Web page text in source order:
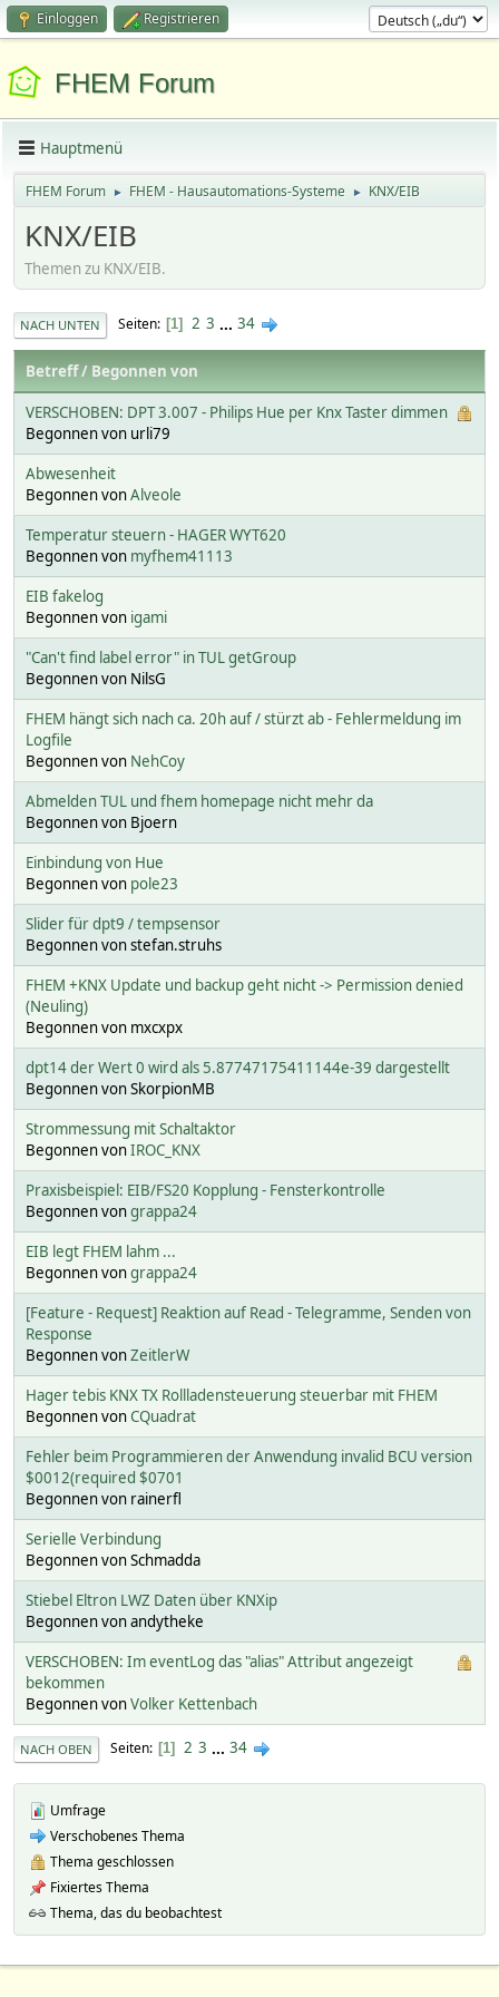
Einloggen Registrieren
FHEM Forum
Hauptmenü
FHEM Forum ► FHEM - Hausautomations-Systeme ► KNX/EIB
KNX/EIB
Themen zu KNX/EIB.
NACH UNTEN Seiten 1 2 3 ... 34
Betreff/ Begonnen von
VERSCHOBEN: DPT 3.007 - Philips Hue per Knx Taster dimmen
Begonnen von urli79
Abwesenheit
Begonnen vonAlveole
Temperatur steuern - HAGER WYT620
Begonnen von myfhem41113
EIB fakelog
Begonnen von igami
"Can't find label error" in TUL getGroup
Begonnen von NilsG
FHEM hängt sich nach ca. 20h auf / stürzt ab - Fehlermeldung im
Logfile
Begonnen von NehCoy
Abmelden TUL und fhem homepage nicht mehr da
Begonnen von Bjoern
Einbindung von Hue
Begonnen von pole23
Slider für dpt9 / tempsensor
Begonnen von stefan.struhs
FHEM +KNX Update und backup geht nicht -> Permission denied
(Neuling)
Begonnen von mxcxpx
dpt14 der Wert 0 wird als 5.87747175411144e-39 dargestellt
Begonnen von SkorpionMB
Strommessung mit Schaltaktor
Begonnen vonIROC_KNX
Praxisbeispiel: EIB/FS20 Kopplung - Fensterkontrolle
Begonnen vongrappa24
EIB legt FHEM lahm ...
Begonnen vongrappa24
[Feature - Request] Reaktion auf Read - Telegramme, Senden von
Response
Begonnen vonZeitlerW
Hager tebis KNX TX Rollladensteuerung steuerbar mit FHEM
Begonnen vonCQuadrat
Fehler beim Programmieren der Anwendung invalid BCU version
$0012(required $0701
Begonnen von rainerfl
Serielle Verbindung
Begonnen von Schmadda
Stiebel Eltron LWZ Daten über KNXip
Begonnen von andytheke
VERSCHOBEN: Im eventLog das "alias" Attribut angezeigt
bekommen
Begonnen vonVolker Kettenbach
NACH OBEN Seiten 1 2 3 ... 34
Umfrage
Verschobenes Thema
Thema geschlossen
Fixiertes Thema
Thema, das du beobachtest